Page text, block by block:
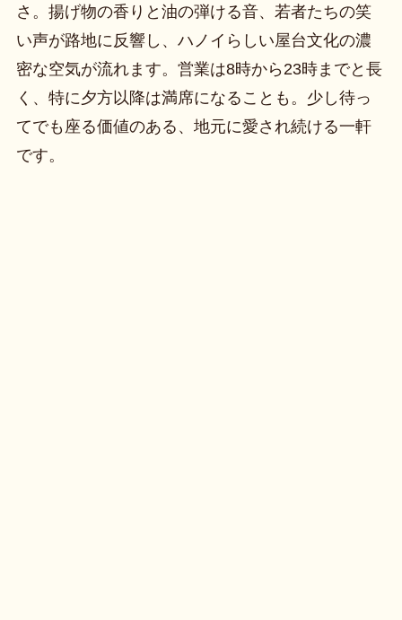
さ。揚げ物の香りと油の弾ける音、若者たちの笑
い声が路地に反響し、ハノイらしい屋台文化の濃
密な空気が流れます。営業は8時から23時までと長
く、特に夕方以降は満席になることも。少し待っ
てでも座る価値のある、地元に愛され続ける一軒
です。